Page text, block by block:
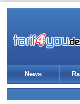
News